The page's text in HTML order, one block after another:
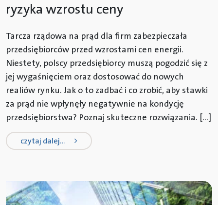
ryzyka wzrostu ceny
Tarcza rządowa na prąd dla firm zabezpieczała
przedsiębiorców przed wzrostami cen energii.
Niestety, polscy przedsiębiorcy muszą pogodzić się z
jej wygaśnięciem oraz dostosować do nowych
realiów rynku. Jak o to zadbać i co zrobić, aby stawki
za prąd nie wpłynęły negatywnie na kondycję
przedsiębiorstwa? Poznaj skuteczne rozwiązania. […]
czytaj dalej…from rządowa tarcza dla firm –